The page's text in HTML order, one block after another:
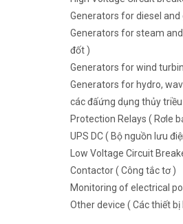
Generators for diesel and
Generators for steam
đốt )
Generators for wind
Generators for hydro,
các đấứng dụng thủy triều
Protection Relays ( Rơle
UPS DC ( Bộ nguồn lưu
Low Voltage Circuit
Contactor ( Công tắc tơ )
Monitoring of electrical
Other device ( Các thiết bị